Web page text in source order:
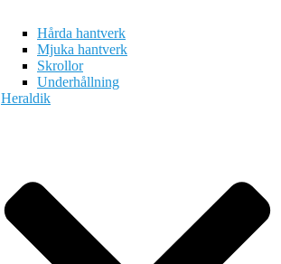
Hårda hantverk
Mjuka hantverk
Skrollor
Underhållning
Heraldik